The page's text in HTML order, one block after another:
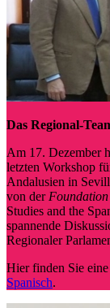
Das Regional-
Am 17. Dezember
letzten Workshop
Andalusien in
von der Foundation
Studies and the
spannende
Regionaler
Hier finden Sie
Spanisch.